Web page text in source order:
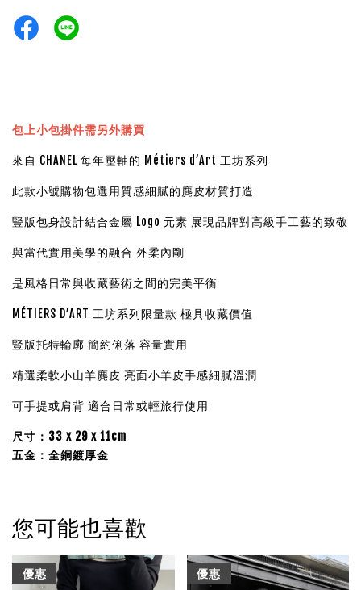
包上小包掛件需另外購買
來自 CHANEL 每年壓軸的 Métiers d’Art 工坊系列
此款小號購物包選用質感細膩的麂皮材質打造
豎版包身設計結合金屬 Logo 元素 展現品牌對高級手工藝的致敬
與當代實用美學的融合 外柔內剛
是風格日常與收藏藝術之間的完美平衡
MÉTIERS D’ART 工坊系列限量款 極具收藏價值
豎版托特輪廓 簡約俐落 容量實用
精選柔軟小山羊麂皮 亮面小羊皮手感細膩溫潤
可手提或肩背 適合日常或輕旅行使用
尺寸：33 x 29 x 11cm
五金：全銅鍍厚金
您可能也喜歡
優惠 優惠